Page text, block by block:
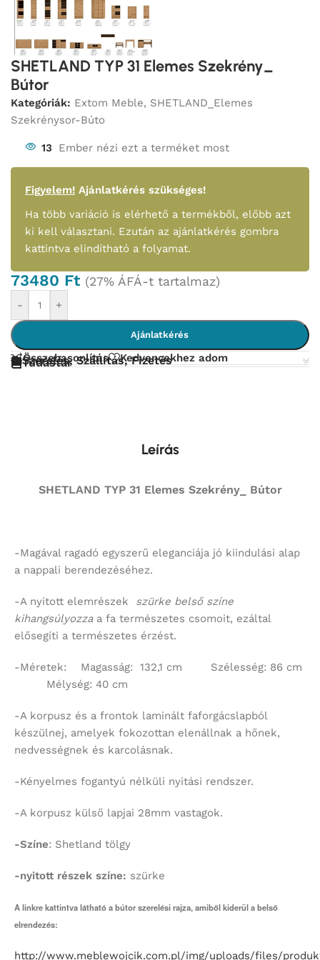
SHETLAND TYP 31 Elemes Szekrény_
Bútor
Kategóriák: Extom Meble, SHETLAND_Elemes
Szekrénysor-Búto
13 Ember nézi ezt a terméket most
Figyelem! Ajánlatkérés szükséges!
Ha több variáció is elérhető a termékből, előbb azt
ki kell választani. Ezután az ajánlatkérés gombra
kattintva elindítható a folyamat.
73480 Ft (27% ÁFÁ-t tartalmaz)
- +
Ajánlatkérés
Összehasonlítás Kedvencekhez adom
Szerelés, Szállítás, Fizetés
Tudástár
Leírás
SHETLAND TYP 31 Elemes Szekrény_ Bútor
-Magával ragadó egyszerű eleganciája jó kiindulási alap
a nappali berendezéséhez.
-A nyitott elemrészek szürke belső színe
kihangsúlyozzaa fa természetes csomoit, ezáltal
elősegíti a természetes érzést.
-Méretek: Magasság: 132,1 cm Szélesség: 86 cm
Mélység: 40 cm
-A korpusz és a frontok laminált faforgácslapból
készülnej, amelyek fokozottan elenállnak a hőnek,
nedvességnek és karcolásnak.
-Kényelmes fogantyú nélküli nyitási rendszer.
-A korpusz külső lapjai 28mm vastagok.
-Színe: Shetland tölgy
-nyitott részek színe: szürke
A linkre kattintva látható a bútor szerelési rajza, amiből kiderül a belső
elrendezés:
http://www.meblewojcik.com.pl/img/uploads/files/